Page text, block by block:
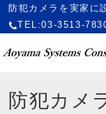
防犯カメラを実家に
TEL:03-3513-
防犯カメ